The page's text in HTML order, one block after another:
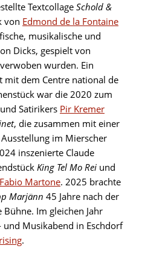
TextcollageSchold &
von Edmond de la Fontaine
musikalische und
Dicks, gespielt von
wurden. Ein
mit dem Centre national de
war die 2020 zum
Satirikers Pir Kremer
, die zusammen mit einer
im Mierscher
inszenierte Claude
King Tel Mo Rei und
Fabio Martone. 2025 brachte
Marjänn 45 Jahre nach der
Im gleichen Jahr
Musikabend in Eschdorf
.